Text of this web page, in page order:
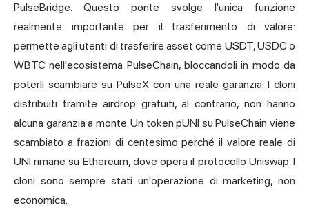
PulseBridge. Questo ponte svolge l'unica funzione
realmente importante per il trasferimento di valore:
permette agli utenti di trasferire asset come USDT, USDC o
WBTC nell'ecosistema PulseChain, bloccandoli in modo da
poterli scambiare su PulseX con una reale garanzia. I cloni
distribuiti tramite airdrop gratuiti, al contrario, non hanno
alcuna garanzia a monte. Un token pUNI su PulseChain viene
scambiato a frazioni di centesimo perché il valore reale di
UNI rimane su Ethereum, dove opera il protocollo Uniswap. I
cloni sono sempre stati un'operazione di marketing, non
economica.